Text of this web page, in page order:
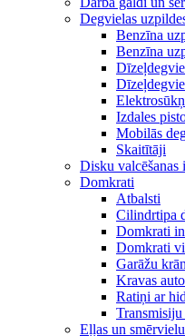
Degvielas
Benzīna
Benzīna
Izdales
Mobilās
Skaitītāji
Disku valcēšanas
Domkrati
Atbalsti
Cilindrtipa
Domkrati
Domkrati
Garāžu
Kravas
Ratiņi ar
Eļļas un